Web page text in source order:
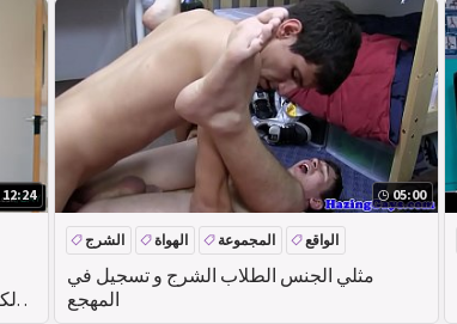
12:24 05:00
مثلي الجنس الطلاب الشرج و تسجيل في
المهجع
الشرج الهواة المجموعة الواقع